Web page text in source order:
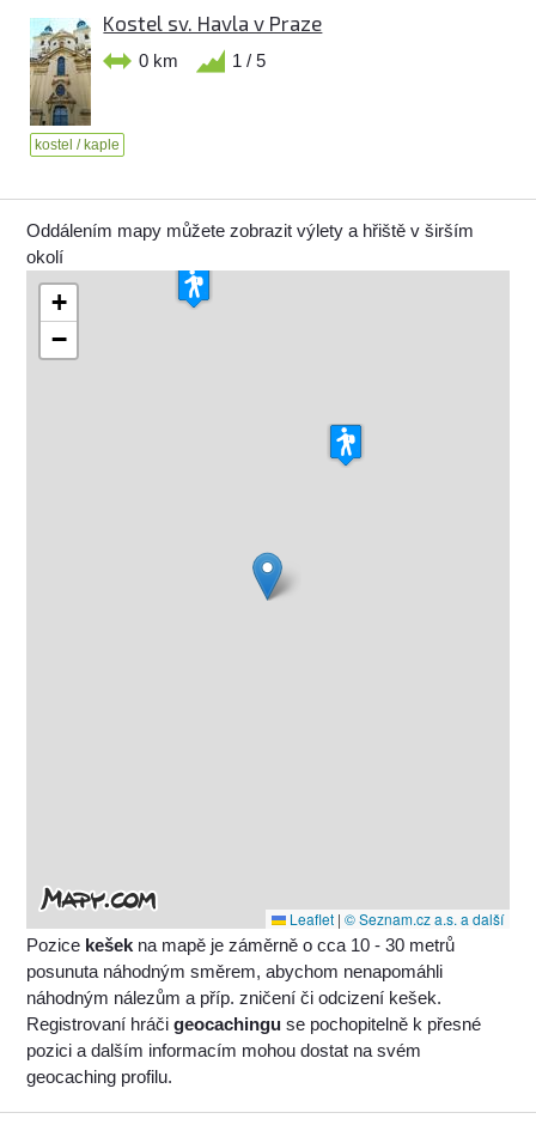
Kostel sv. Havla v Praze
0 km 1 / 5
kostel / kaple
Oddálením mapy můžete zobrazit výlety a hřiště v širším
okolí
+
−
Leaflet | © Seznam.cz a.s. a další
Pozice kešek na mapě je záměrně o cca 10 - 30 metrů
posunuta náhodným směrem, abychom nenapomáhli
náhodným nálezům a příp. zničení či odcizení kešek.
Registrovaní hráčigeocachingu se pochopitelně k přesné
pozici a dalším informacím mohou dostat na svém
geocaching profilu.